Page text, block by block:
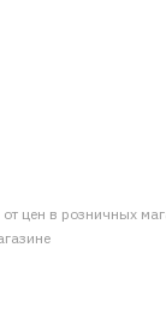
от цен в розничных